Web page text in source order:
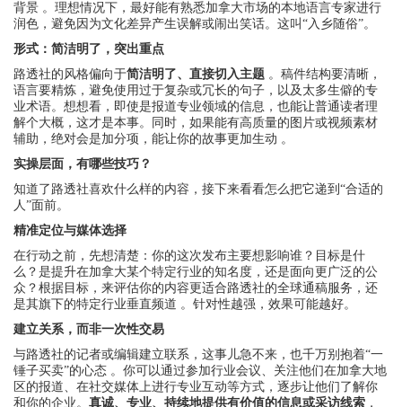
背景 。理想情况下，最好能有熟悉加拿大市场的本地语言专家进行
润色，避免因为文化差异产生误解或闹出笑话。这叫“入乡随俗”。
形式：简洁明了，突出重点
路透社的风格偏向于简洁明了、直接切入主题 。稿件结构要清晰，
语言要精炼，避免使用过于复杂或冗长的句子，以及太多生僻的专
业术语。想想看，即使是报道专业领域的信息，也能让普通读者理
解个大概，这才是本事。同时，如果能有高质量的图片或视频素材
辅助，绝对会是加分项，能让你的故事更加生动 。
实操层面，有哪些技巧？
知道了路透社喜欢什么样的内容，接下来看看怎么把它递到“合适的
人”面前。
精准定位与媒体选择
在行动之前，先想清楚：你的这次发布主要想影响谁？目标是什
么？是提升在加拿大某个特定行业的知名度，还是面向更广泛的公
众？根据目标，来评估你的内容更适合路透社的全球通稿服务，还
是其旗下的特定行业垂直频道 。针对性越强，效果可能越好。
建立关系，而非一次性交易
与路透社的记者或编辑建立联系，这事儿急不来，也千万别抱着“一
锤子买卖”的心态 。你可以通过参加行业会议、关注他们在加拿大地
区的报道、在社交媒体上进行专业互动等方式，逐步让他们了解你
和你的企业。 真诚、专业、持续地提供有价值的信息或采访线索 ，